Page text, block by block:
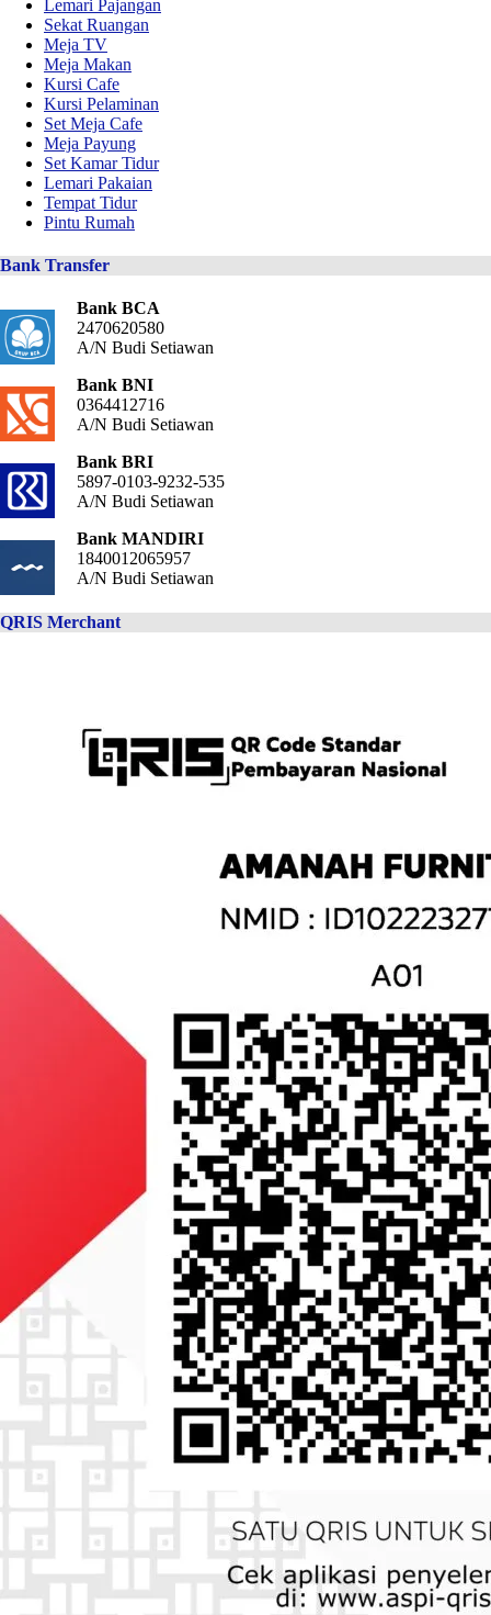
Lemari Pajangan
Sekat Ruangan
Meja TV
Meja Makan
Kursi Cafe
Kursi Pelaminan
Set Meja Cafe
Meja Payung
Set Kamar Tidur
Lemari Pakaian
Tempat Tidur
Pintu Rumah
Bank Transfer
Bank BCA
2470620580
A/N Budi Setiawan
Bank BNI
0364412716
A/N Budi Setiawan
Bank BRI
5897-0103-9232-535
A/N Budi Setiawan
Bank MANDIRI
1840012065957
A/N Budi Setiawan
QRIS Merchant